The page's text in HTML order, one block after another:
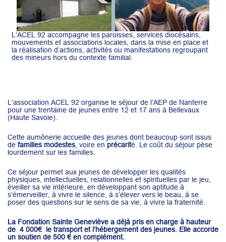
L’ACEL 92 accompagne les paroisses, services diocésains,
mouvements et associations locales, dans la mise en place et
la réalisation d’actions, activités ou manifestations regroupant
des mineurs hors du contexte familial.
L’association ACEL 92 organise le séjour de l’AEP de Nanterre
pour une trentaine de jeunes entre 12 et 17 ans à Bellevaux
(Haute Savoie).
Cette aumônerie accueille des jeunes dont beaucoup sont issus
de familles modestes, voire en précarité. Le coût du séjour pèse
lourdement sur les familles.
Ce séjour permet aux jeunes de développer les qualités
physiques, intellectuelles, relationnelles et spirituelles par le jeu,
éveiller sa vie intérieure, en développant son aptitude à
s’émerveiller, à vivre le silence, à s’élever vers le beau, à se
poser des questions sur le sens de sa vie, à vivre la fraternité.
La Fondation Sainte Geneviève a déjà pris en charge à hauteur
de 4 000€ le transport et l’hébergement des jeunes. Elle accorde
un soutien de 500 € en complément.